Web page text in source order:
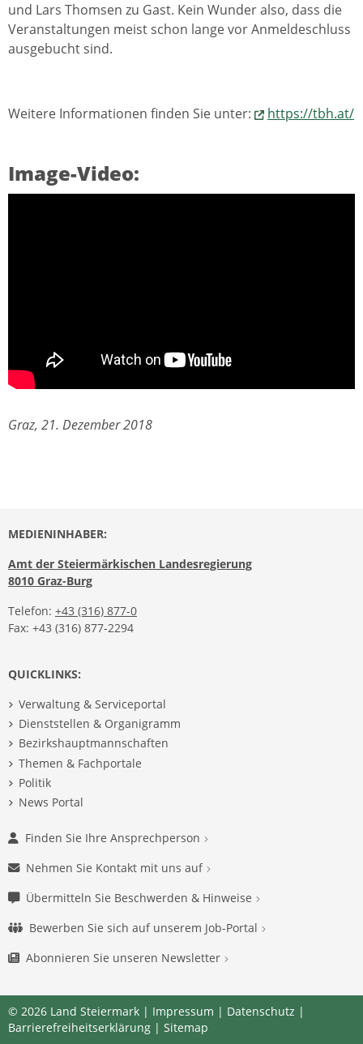
und Lars Thomsen zu Gast. Kein Wunder also, dass die
Veranstaltungen meist schon lange vor Anmeldeschluss
ausgebucht sind.
Weitere Informationen finden Sie unter: https://tbh.at/
Image-Video:
Graz, 21. Dezember 2018
MEDIENINHABER:
Amt der Steiermärkischen Landesregierung
8010 Graz-Burg
Telefon: +43 (316) 877-0
Fax: +43 (316) 877-2294
QUICKLINKS:
Verwaltung & Serviceportal
Dienststellen & Organigramm
Bezirkshauptmannschaften
Themen & Fachportale
Politik
News Portal
Finden Sie Ihre Ansprechperson
Nehmen Sie Kontakt mit uns auf
Übermitteln Sie Beschwerden & Hinweise
Bewerben Sie sich auf unserem Job-Portal
Abonnieren Sie unseren Newsletter
© 2026 Land Steiermark | Impressum | Datenschutz |
Barrierefreiheitserklärung | Sitemap